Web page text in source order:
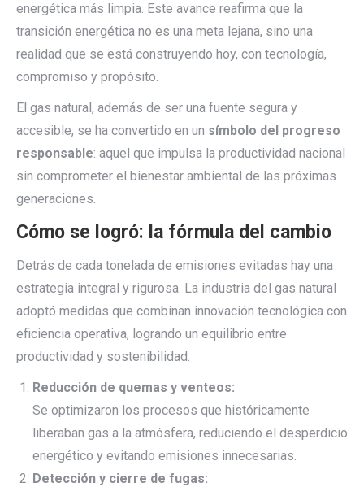
energética más limpia. Este avance reafirma que la
transición energética no es una meta lejana, sino una
realidad que se está construyendo hoy, con tecnología,
compromiso y propósito.
El gas natural, además de ser una fuente segura y
accesible, se ha convertido en un símbolo del progreso
responsable: aquel que impulsa la productividad nacional
sin comprometer el bienestar ambiental de las próximas
generaciones.
Cómo se logró: la fórmula del cambio
Detrás de cada tonelada de emisiones evitadas hay una
estrategia integral y rigurosa. La industria del gas natural
adoptó medidas que combinan innovación tecnológica con
eficiencia operativa, logrando un equilibrio entre
productividad y sostenibilidad.
Reducción de quemas y venteos:
Se optimizaron los procesos que históricamente
liberaban gas a la atmósfera, reduciendo el desperdicio
energético y evitando emisiones innecesarias.
Detección y cierre de fugas: